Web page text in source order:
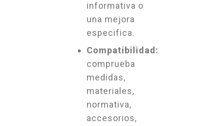
informativa o
una mejora
especifica.
Compatibilidad:
comprueba
medidas,
materiales,
normativa,
accesorios,